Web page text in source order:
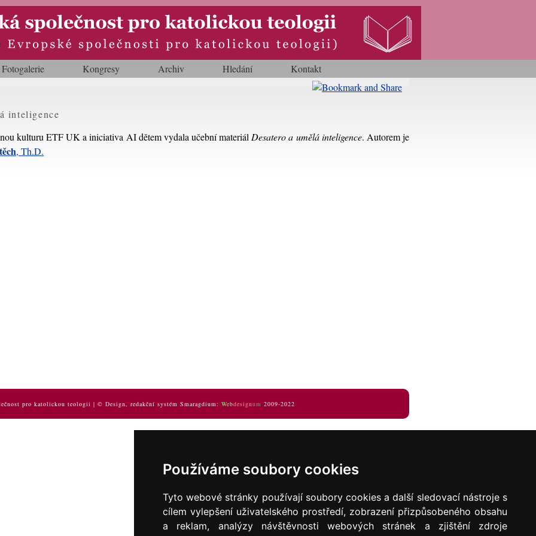
Používáme soubory cookies
Tyto webové stránky používají soubory cookies a další sledovací nástroje s
cílem vylepšení uživatelského prostředí, zobrazení přizpůsobeného obsahu
a reklam, analýzy návštěvnosti webových stránek a zjištění zdroje
Fotogalerie Kongresy Archiv Hledání Kontakt
inteligence
kulturu ETF UK a iniciativa AI dětem vydala učební materiál Desatero a umělá inteligence. Autorem je
, Th.D.
pro katolickou teologii | © Design, redakční systém Smaragdium: Webdesignum 2009-2022